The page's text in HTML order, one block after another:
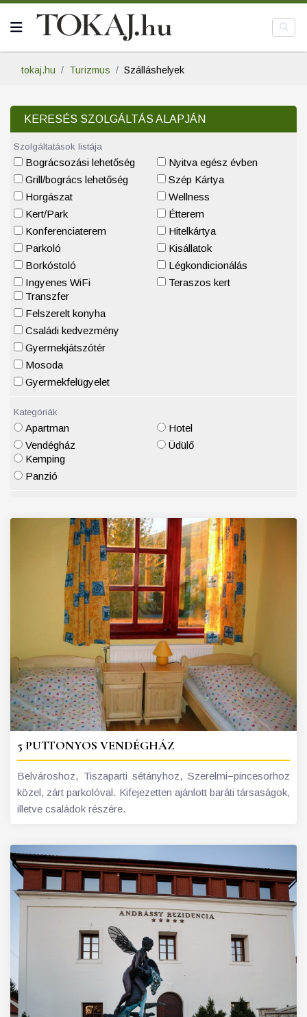
tokaj.hu Turizmus Szálláshelyek
KERESÉS SZOLGÁLTÁS ALAPJÁN
Szolgáltatások listája
Bográcsozási lehetőség
Grill/bogrács lehetőség
Horgászat
Kert/Park
Konferenciaterem
Parkoló
Borkóstoló
Ingyenes WiFi
Nyitva egész évben
Szép Kártya
Wellness
Étterem
Hitelkártya
Kisállatok
Légkondicionálás
Teraszos kert
Transzfer
Felszerelt konyha
Családi kedvezmény
Gyermekjátszótér
Mosoda
Gyermekfelügyelet
Kategóriák
Apartman
Vendégház
Hotel
Üdülő
Kemping
Panzió
5 PUTTONYOS VENDÉGHÁZ
Belvároshoz, Tiszaparti sétányhoz, Szerelmi−pincesorhoz
közel, zárt parkolóval. Kifejezetten ajánlott baráti társaságok,
illetve családok részére.